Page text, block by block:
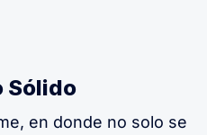
Sólido
en donde no solo se